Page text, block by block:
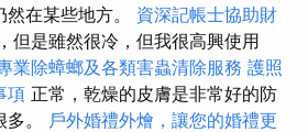
在某些地方。 資深記帳士協助財
但是雖然很冷，但我很高興使用
業除蟑螂及各類害蟲清除服務 護照
項 正常，乾燥的皮膚是非常好的防
。 戶外婚禮外燴，讓您的婚禮更